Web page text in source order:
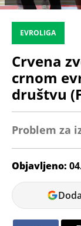
EVROLIGA
Crvena
crnom
društvu
Problem za
Objavljeno:
Veljko
Petrovic